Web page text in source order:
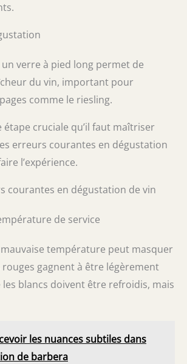
verre à pied long permet de
du vin, important pour
comme le riesling.
étape cruciale qu’il faut maîtriser
erreurs courantes en dégustation
l’expérience.
courantes en dégustation de vin
de service
mauvaise température peut masquer
rouges gagnent à être légèrement
blancs doivent être refroidis, mais
les nuances subtiles dans
de barbera